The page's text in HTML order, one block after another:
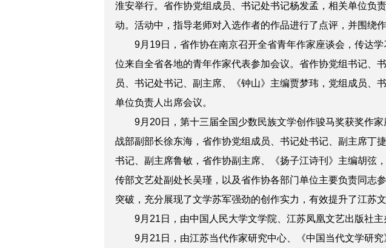
淮安举行。省作协党组成员、书记处书记杨发孟，相关单位负
动。活动中，指导老师对入选作者的作品进行了点评，并围绕
9月19日，省作协在南京召开全省青年作家座谈会，传达学
位来自全省各地的青年作家代表参加会议。省作协党组书记、
员、书记处书记、副主席、《钟山》主编贾梦玮，党组成员、
单位负责人出席会议。
9月20日，第十三届全国少数民族文学创作骏马奖获奖作家
战部副部长徐东海，省作协党组成员、书记处书记、副主席丁
书记、副主席鲁敏，省作协副主席、《扬子江诗刊》主编胡弦
传部文艺处副处长吴瑾，以及省作协各部门单位主要负责同志
突破，充分展现了文学苏军强劲的创作实力，有效提升了江苏
9月21日，由中国人民大学文学院、江苏凤凰文艺出版社主
9月21日，由江苏当代作家研究中心、《中国当代文学研究